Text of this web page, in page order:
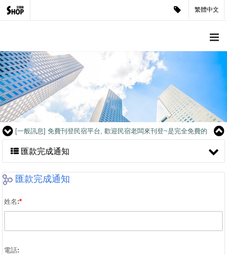
繁體中文
[客戶見證]讓人產生疑慮的客戶？公司企業形象官網是很重要的.
[一般訊息]免費刊登民宿平台, 歡迎民宿老闆來刊登~是完全免費的
喔
[客戶見證]煥采企業-藝人潘慧如愛好見證
[客戶見證]
CCK SHOP軍用禮品-媒體報導
[客戶見證]
讓人產生疑慮的客戶？公司企業形象官網是很重要的.
[一般訊息] 免費刊登民宿平台, 歡迎民宿老闆來刊登~是完全免費的
[客戶見證]CCK SHOP軍用禮品-媒體報導
[一般訊息]免費刊登民宿平台, 歡迎民宿老闆來刊登~是完全免費的
[客戶見證]
匯款完成通知
匯款完成通知
姓名:*
電話: